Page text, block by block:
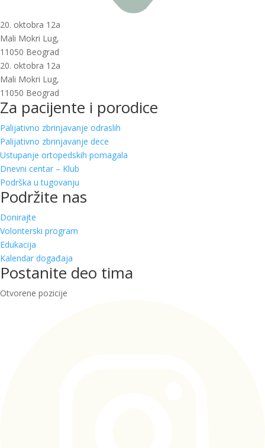
20. oktobra 12a
Mali Mokri Lug,
11050 Beograd
20. oktobra 12a
Mali Mokri Lug,
11050 Beograd
Za pacijente i porodice
Palijativno zbrinjavanje odraslih
Palijativno zbrinjavanje dece
Ustupanje ortopedskih pomagala
Dnevni centar – Klub
Podrška u tugovanju
Podržite nas
Donirajte
Volonterski program
Edukacija
Kalendar događaja
Postanite deo tima
Otvorene pozicije